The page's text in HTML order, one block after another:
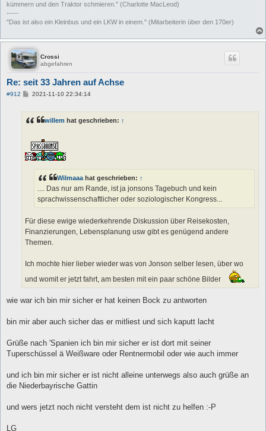
kümmern und den Traktor schmieren." (Charlotte MacLeod)
-----
"Das ist also ein Kleinbus und ein LKW in einem." (Mitarbeiterin über den 170er)
Crossi
abgefahren
Re: seit 33 Jahren auf Achse
#912
B
r
2021-11-10 22:34:14
willem hat geschrieben: ↑
Wilmaaahat geschrieben: ↑
.... Das nur am Rande, ist ja jonsons Tagebuch und kein
sprachwissenschaftlicher oder soziologischer Kongress...
Für diese ewige wiederkehrende Diskussion über Reisekosten,
Finanzierungen, Lebensplanung usw gibt es genügend andere
Themen.
Ich mochte hier lieber wieder was von Jonson selber lesen, über wo
und womit er jetzt fahrt, am besten mit ein paar schöne Bilder
wie war ich bin mir sicher er hat keinen Bock zu antworten
bin mir aber auch sicher das er mitliest und sich kaputt lacht
Grüße nach 'Spanien ich bin mir sicher er ist dort mit seiner
Tuperschüssel ä Weißware oder Rentnermobil oder wie auch immer
und ich bin mir sicher er ist nicht alleine unterwegs also auch grüße an
die Niederbayrische Gattin
und wers jetzt noch nicht versteht dem ist nicht zu helfen :-P
LG